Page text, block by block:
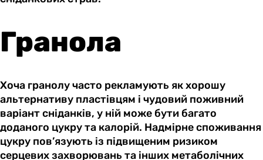
Гранола
Хоча гранолу часто рекламують як хорошу
альтернативу пластівцям і чудовий поживний
варіант сніданків, у ній може бути багато
доданого цукру та калорій. Надмірне споживання
цукру пов’язують із підвищеним ризиком
серцевих захворювань та інших метаболічних